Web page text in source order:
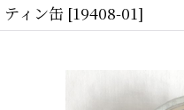
ティン缶 [19408-01]